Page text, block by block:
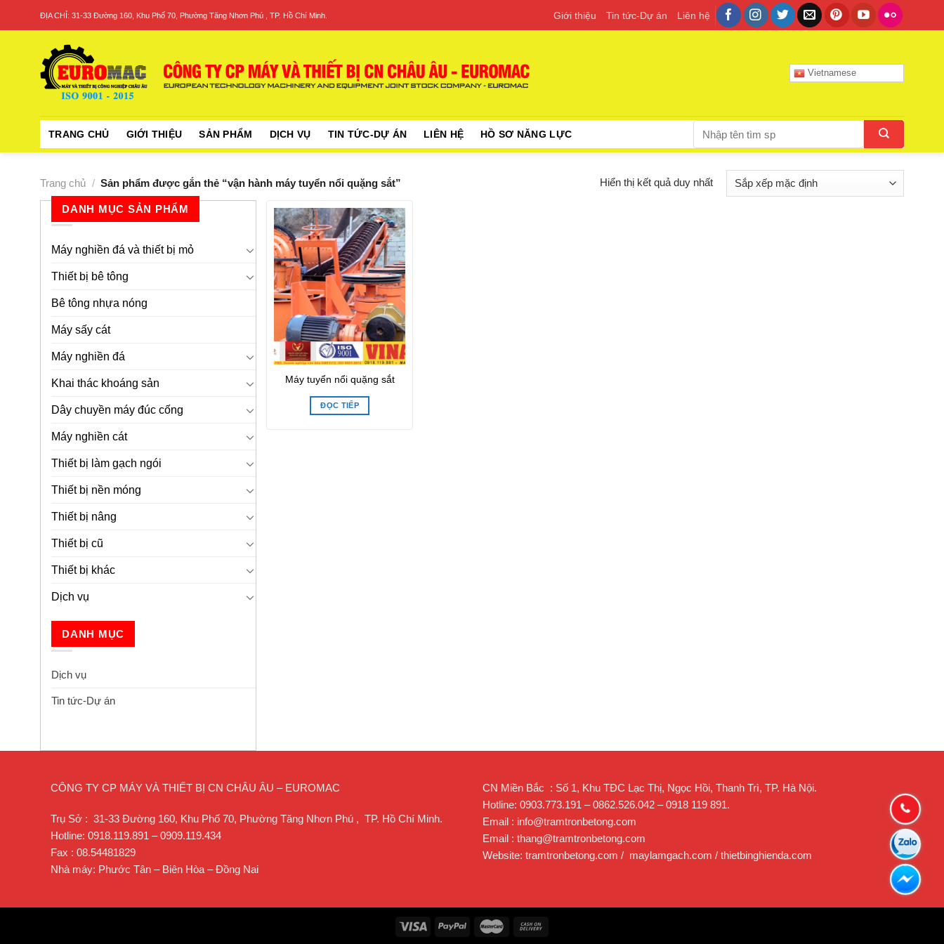
ĐỊA CHỈ: 31-33 Đường 160, Khu Phố 70, Phường Tăng Nhơn Phú , TP. Hồ Chí Minh. Giới thiệu Tin tức-Dự án Liên hệ
Vietnamese
TRANG CHỦ GIỚI THIỆU SẢN PHẨM DỊCH VỤ TIN TỨC-DỰ ÁN LIÊN HỆ HỒ SƠ NĂNG LỰC
kiếm:
Trang chủ / Sản phẩm được gắn thẻ “vận hành máy tuyển nổi quặng sắt” Hiển thị kết quả duy nhất
DANH MỤC SẢN PHẨM
Máy nghiền đá và thiết bị mỏ
Thiết bị bê tông
Bê tông nhựa nóng
Máy sấy cát
Máy nghiền đá
Khai thác khoáng sản
Dây chuyền máy đúc cống
Máy nghiền cát
Thiết bị làm gạch ngói
Thiết bị nền móng
Thiết bị nâng
Thiết bị cũ
Thiết bị khác
Dịch vụ
DANH MỤC
Dịch vụ
Tin tức-Dự án
Máy tuyển nổi quặng sắt
ĐỌC TIẾP
CÔNG TY CP MÁY VÀ THIẾT BỊ CN CHÂU ÂU – EUROMAC
Trụ Sở : 31-33 Đường 160, Khu Phố 70, Phường Tăng Nhơn Phú , TP. Hồ Chí Minh.
Hotline: 0918.119.891 – 0909.119.434
Fax : 08.54481829
Nhà máy: Phước Tân – Biên Hòa – Đồng Nai
CN Miền Bắc : Số 1, Khu TĐC Lạc Thị, Ngọc Hồi, Thanh Trì, TP. Hà Nội.
Hotline: 0903.773.191 – 0862.526.042 – 0918 119 891.
Email : info@tramtronbetong.com
Email : thang@tramtronbetong.com
Website: tramtronbetong.com / maylamgach.com / thietbinghienda.com